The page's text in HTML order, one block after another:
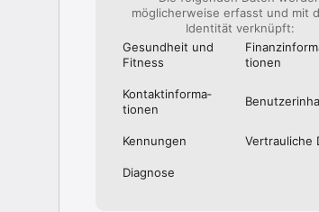
Mit regelmäßigen Updates möchten
einführen. Bei Fragen und
Wir wünschen Ihnen viel Spaß mit
möglicherweise erfasst und mit
Identität verknüpft:
Gesundheit und
Fitness
tionen
Kontakt­informa­
tionen
Kennungen Vertrauliche
Diagnose